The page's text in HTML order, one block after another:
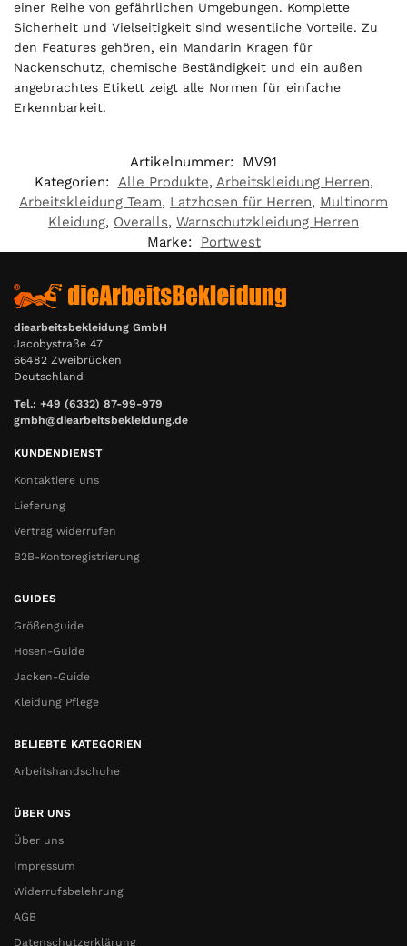
einer Reihe von gefährlichen Umgebungen. Komplette
Sicherheit und Vielseitigkeit sind wesentliche Vorteile. Zu
den Features gehören, ein Mandarin Kragen für
Nackenschutz, chemische Beständigkeit und ein außen
angebrachtes Etikett zeigt alle Normen für einfache
Erkennbarkeit.
Artikelnummer:
MV91
Kategorien: Alle Produkte, Arbeitskleidung Herren,
Arbeitskleidung Team, Latzhosen für Herren, Multinorm
Kleidung, Overalls, Warnschutzkleidung Herren
Marke:
Portwest
diearbeitsbekleidung GmbH
Jacobystraße 47
66482 Zweibrücken
Deutschland
Tel.: +49 (6332) 87-99-979
gmbh@diearbeitsbekleidung.de
KUNDENDIENST
Kontaktiere uns
Lieferung
Vertrag widerrufen
B2B-Kontoregistrierung
GUIDES
Größenguide
Hosen-Guide
Jacken-Guide
Kleidung Pflege
BELIEBTE KATEGORIEN
Arbeitshandschuhe
ÜBER UNS
Über uns
Impressum
Widerrufsbelehrung
AGB
Datenschutzerklärung